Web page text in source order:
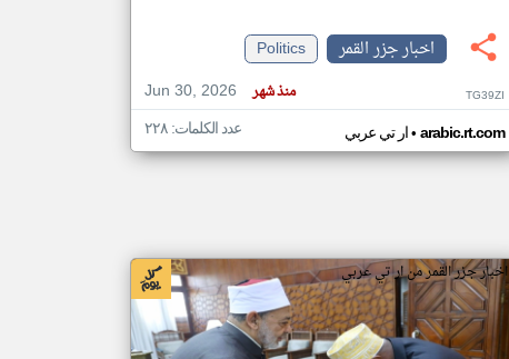
اخبار جزر القمر
Politics
Jun 30, 2026
منذ شهر TG39ZI
ار تي عربي• arabic.rt.com عدد الكلمات: ٢٢٨
اخبار جزر القمر من ار تي عربي